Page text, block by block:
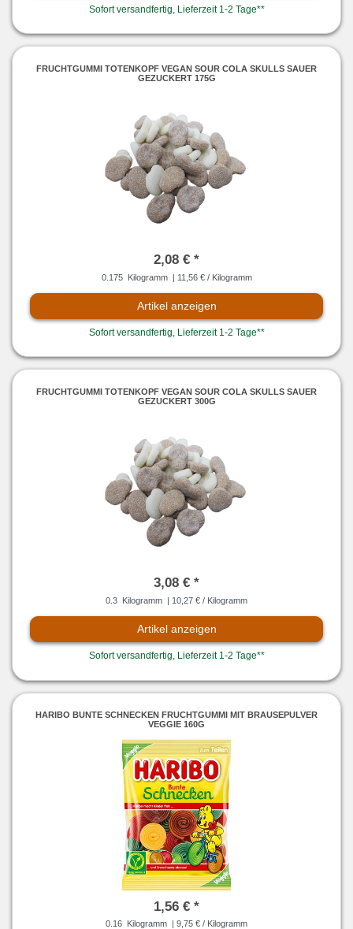
Sofort versandfertig, Lieferzeit 1-2 Tage**
FRUCHTGUMMI TOTENKOPF VEGAN SOUR COLA SKULLS SAUER
GEZUCKERT 175G
2,08 € *
0.175 Kilogramm | 11,56 € / Kilogramm
Artikel anzeigen
Sofort versandfertig, Lieferzeit 1-2 Tage**
FRUCHTGUMMI TOTENKOPF VEGAN SOUR COLA SKULLS SAUER
GEZUCKERT 300G
3,08 € *
0.3 Kilogramm | 10,27 € / Kilogramm
Artikel anzeigen
Sofort versandfertig, Lieferzeit 1-2 Tage**
HARIBO BUNTE SCHNECKEN FRUCHTGUMMI MIT BRAUSEPULVER
VEGGIE 160G
1,56 € *
0.16 Kilogramm | 9,75 € / Kilogramm